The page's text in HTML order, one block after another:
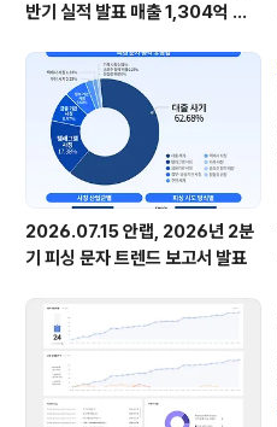
반기 실적 발표 매출 1,304억 원,
2026.07.15 안랩, 2026년 2분
기 피싱 문자 트렌드 보고서 발표